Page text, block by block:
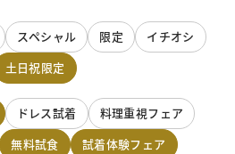
スペシャル 限定
イチオシ
土日祝限定
ドレス試着
料理重視フェア
無料試食
試着体験フェア